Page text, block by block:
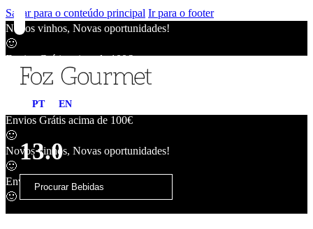
Saltar para o conteúdo principal Ir para o footer
Novos vinhos, Novas oportunidades!
🙂
Envios Grátis acima de 100€
Envios Grátis acima de 100€
🙂
Novos vinhos, Novas oportunidades!
🙂
Envios Grátis acima de 100€
🙂
PT EN
13.0